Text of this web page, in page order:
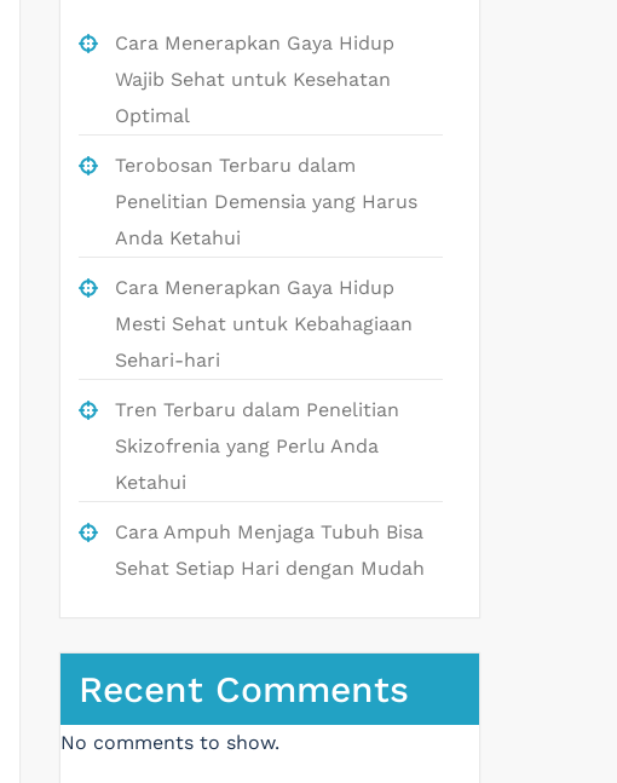
Cara Menerapkan Gaya Hidup
Wajib Sehat untuk Kesehatan
Optimal
Terobosan Terbaru dalam
Penelitian Demensia yang Harus
Anda Ketahui
Cara Menerapkan Gaya Hidup
Mesti Sehat untuk Kebahagiaan
Sehari-hari
Tren Terbaru dalam Penelitian
Skizofrenia yang Perlu Anda
Ketahui
Cara Ampuh Menjaga Tubuh Bisa
Sehat Setiap Hari dengan Mudah
Recent Comments
No comments to show.